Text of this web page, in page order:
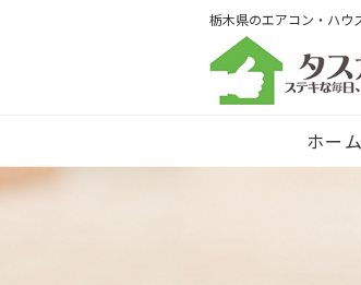
栃木県のエアコン・ハウ
ホーム